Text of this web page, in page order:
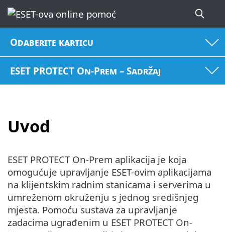
Odaberite karticu
ESET PROTECT On-Prem – Sadržaj
Uvod
ESET PROTECT On-Prem aplikacija je koja
omogućuje upravljanje ESET-ovim aplikacijama
na klijentskim radnim stanicama i serverima u
umreženom okruženju s jednog središnjeg
mjesta. Pomoću sustava za upravljanje
zadacima ugrađenim u ESET PROTECT On-